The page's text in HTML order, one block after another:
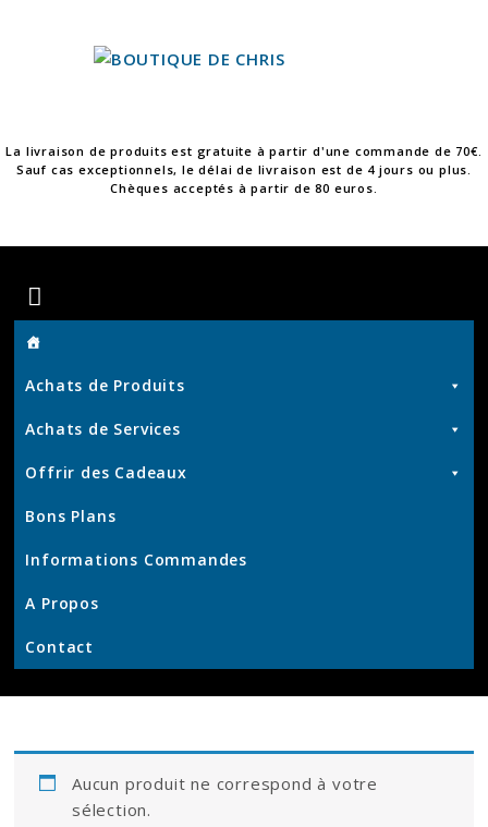
La livraison de produits est gratuite à partir d'une commande de 70€.
Sauf cas exceptionnels, le délai de livraison est de 4 jours ou plus.
Chèques acceptés à partir de 80 euros.
Boutique
de
Chris
Produits
et
Services
KrisWeb
–
Kristof'
–
Achats de Produits
Achats de Services
Offrir des Cadeaux
Bons Plans
Informations Commandes
A Propos
Contact
Aucun produit ne correspond à votre
sélection.